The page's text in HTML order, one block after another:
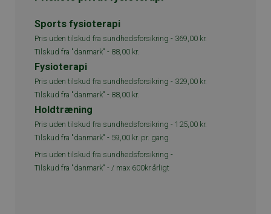
Sports fysioterapi
Pris uden tilskud fra sundhedsforsikring - 369,00 kr.
Tilskud fra "danmark" - 88,00 kr.
Fysioterapi
Pris uden tilskud fra sundhedsforsikring - 329,00 kr.
Tilskud fra "danmark" - 88,00 kr.
Holdtræning
Pris uden tilskud fra sundhedsforsikring - 125,00 kr.
Tilskud fra "danmark" - 59,00 kr. pr. gang
Pris uden tilskud fra sundhedsforsikring -
Tilskud fra "danmark" - / max 600kr årligt